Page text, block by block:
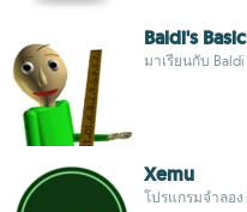
Baldi's
มาเรียนกับ Baldi
Xemu
โปรแกรมจำลอ